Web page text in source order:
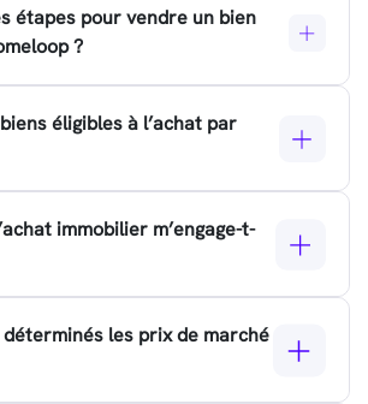
étapes pour vendre un bien
?
éligibles à l’achat par
immobilier m’engage-t-
les prix de marché